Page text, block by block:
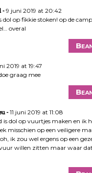
9 juni 2019 at 20:42
dol op fikkie stoken! op de
overal
2019 at 19:47
graag mee
11 juni 2019 at 11:08
is dol op vuurtjes maken en ik
misschien op een veiligere
ik zou wel ergens op een
willen zitten maar waar